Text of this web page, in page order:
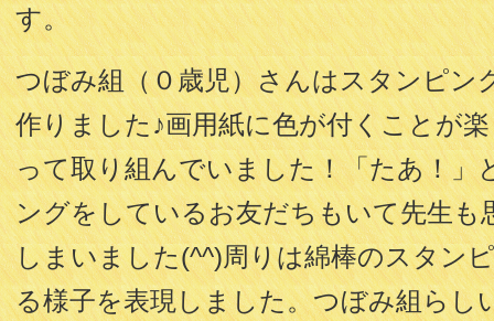
す。
つぼみ組（０歳児）さんはスタンピン
作りました♪画用紙に色が付くことが
って取り組んでいました！「たあ！」
ングをしているお友だちもいて先生も
しまいました(^^)周りは綿棒のスタン
る様子を表現しました。つぼみ組らし